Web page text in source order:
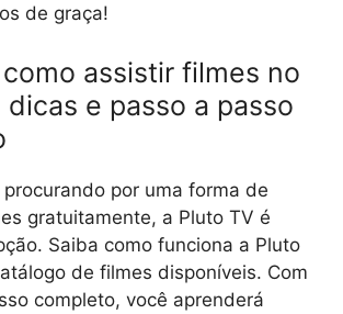
de graça!
assistir filmes no
dicas e passo a passo
por uma forma de
gratuitamente, a Pluto TV é
Saiba como funciona a Pluto
de filmes disponíveis. Com
completo, você aprenderá